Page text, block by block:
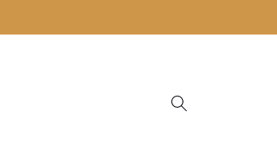
Inhalt